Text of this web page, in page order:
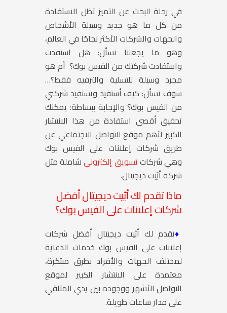
في رحلة البحث عن التميز تظل الاستفادة
من كل ما هو جديد وسيلة الأشخاص
والجهات والشركات الأكثر نجاحًا في العالم،
وهو ما يجعلنا نسأل: هل استفدت
واستفادت شركتك من الفيس بوك؟ أم هو
مجرد وسيلة للتسلية والترفيه فقط؟…
سوف تسأل: كيف أستفيد وتستفيد شركتي
من الفيس بوك؟ والإجابة ببساطة: يمكنك
تحقيق أقصى استفادة من هذا الانتشار
الكبير لأهم موقع للتواصل الاجتماعي عن
طريق شركات إعلانات على الفيس بوك
وهي شركاتتسويق إلكترونيشاملة مثل
شركة أبّيت ديجيتال.
ماذا تقدم لك أبّيت ديجيتال أفضل
شركات إعلانات علىالفيس بوك؟
♦تقدم لك أبّيت ديجيتال أفضل شركات
إعلانات على الفيس بوك خدمات الدعاية
لمختلف الجهات والأفراد بطرق مبتكرة،
معتمدة على الانتشار الكبير لموقع
التواصل الأشهر ووجوده بين يدي المتلقي
على مدار ساعات طويلة.